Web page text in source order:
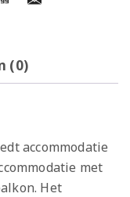
(0)
accommodatie
met
Het